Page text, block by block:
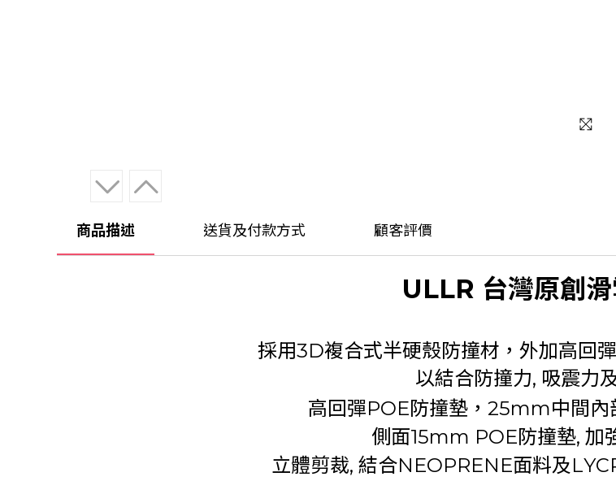
商品描述 送貨及付款方式 顧客評價
ULLR 台灣原創
採用3D複合式半硬殼防撞材，外加高回彈
以結合防撞力, 吸震力
高回彈POE防撞墊， 25mm中間內
側面15mm POE防撞墊, 加
立體剪裁, 結合NEOPRENE面料及